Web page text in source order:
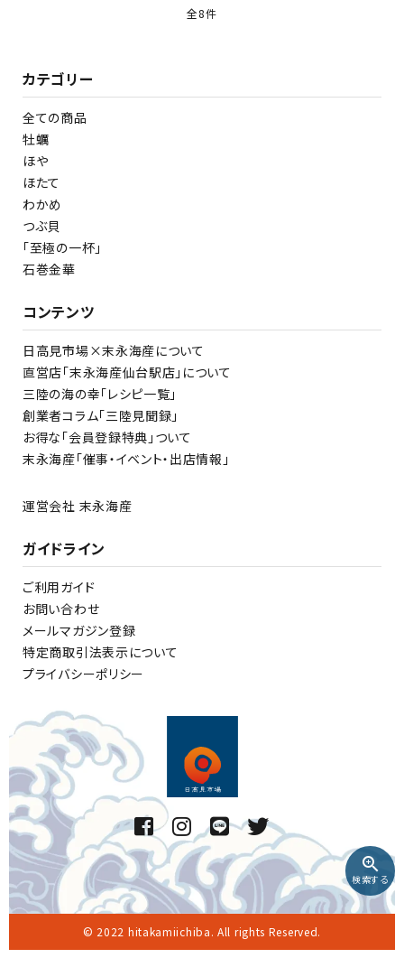
全8件
zoom_in
検索する
カテゴリー
全ての商品
牡蠣
ほや
ほたて
わかめ
つぶ貝
「至極の一杯」
石巻金華
コンテンツ
日高見市場×末永海産について
直営店「末永海産仙台駅店」について
三陸の海の幸「レシピ一覧」
創業者コラム「三陸見聞録」
お得な「会員登録特典」ついて
末永海産「催事・イベント・出店情報」
運営会社 末永海産
ガイドライン
ご利用ガイド
お問い合わせ
メールマガジン登録
特定商取引法表示について
プライバシーポリシー
© 2022 hitakamiichiba. All rights Reserved.